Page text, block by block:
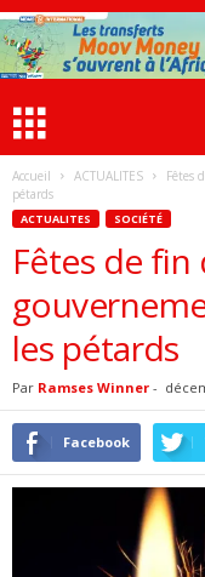
Accueil ACTUALITES
Fêtes
pétards
ACTUALITES SOCIÉTÉ
Fêtes de fin
les pétards
Par Ramses Winner -
Facebook